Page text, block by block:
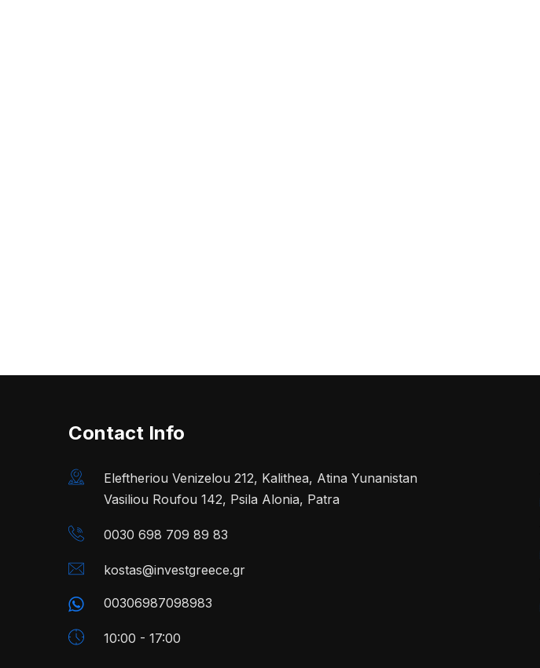
Contact Info
Eleftheriou Venizelou 212, Kalithea, Atina Yunanistan
Vasiliou Roufou 142, Psila Alonia, Patra
0030 698 709 89 83
kostas@investgreece.gr
00306987098983
10:00 - 17:00